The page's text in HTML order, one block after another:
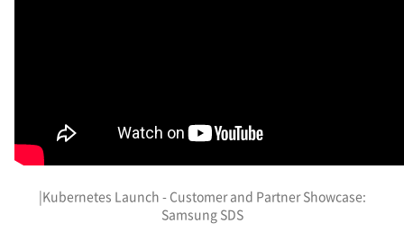
뉴스룸
|Kubernetes Launch - Customer and Partner Showcase:
Samsung SDS